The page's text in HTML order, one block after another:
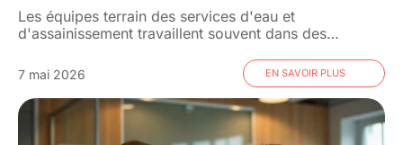
Les équipes terrain des services d'eau et
d'assainissement travaillent souvent dans des…
7 mai 2026 EN SAVOIR PLUS